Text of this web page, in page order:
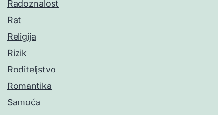
Radoznalost
Rat
Religija
Rizik
Roditeljstvo
Romantika
Samoća